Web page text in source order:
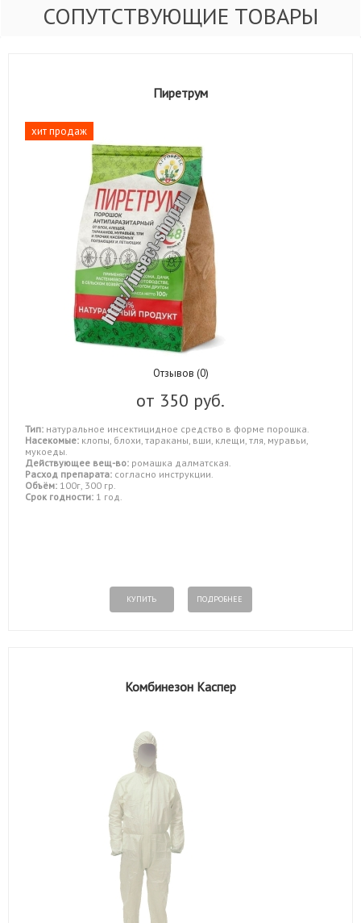
СОПУТСТВУЮЩИЕ ТОВАРЫ
Пиретрум
хит продаж
Отзывов (0)
от 350 руб.
Тип: натуральное инсектицидное средство в форме порошка.
Насекомые: клопы, блохи, тараканы, вши, клещи, тля, муравьи,
мукоеды.
Действующее вещ-во: ромашка далматская.
Расход препарата: согласно инструкции.
Объём: 100г, 300 гр.
Срок годности: 1 год.
КУПИТЬ ПОДРОБНЕЕ
Комбинезон Каспер